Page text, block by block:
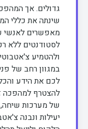
שינתה את כללי
מאפשרים לאנשי
לסטודנטים ללא
ולהטמיע
במגוון רחב של
לכם את הידע
להצטרף למהפכה
של מערכות שיחה,
יעילות ונבנה